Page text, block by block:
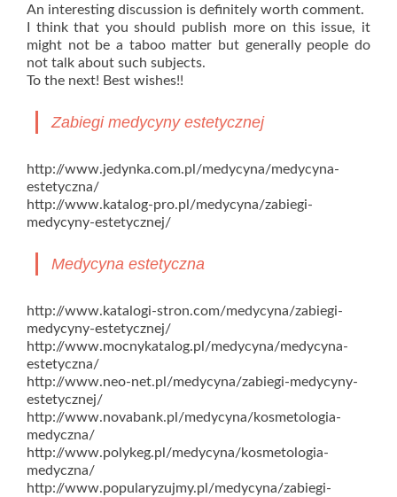
An interesting discussion is definitely worth comment.
I think that you should publish more on this issue, it
might not be a taboo matter but generally people do
not talk about such subjects.
To the next! Best wishes!!
Zabiegi medycyny estetycznej
http://www.jedynka.com.pl/medycyna/medycyna-
estetyczna/
http://www.katalog-pro.pl/medycyna/zabiegi-
medycyny-estetycznej/
Medycyna estetyczna
http://www.katalogi-stron.com/medycyna/zabiegi-
medycyny-estetycznej/
http://www.mocnykatalog.pl/medycyna/medycyna-
estetyczna/
http://www.neo-net.pl/medycyna/zabiegi-medycyny-
estetycznej/
http://www.novabank.pl/medycyna/kosmetologia-
medyczna/
http://www.polykeg.pl/medycyna/kosmetologia-
medyczna/
http://www.popularyzujmy.pl/medycyna/zabiegi-